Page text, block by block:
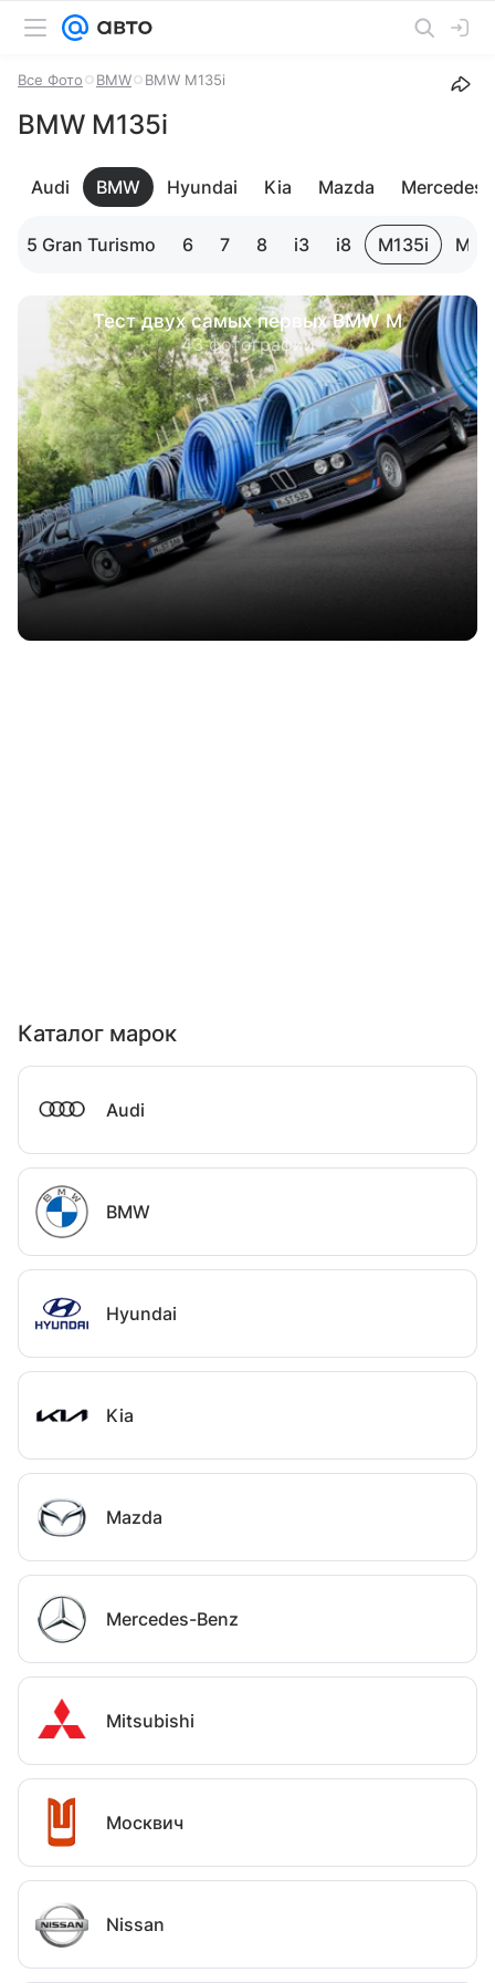
Все Фото BMW BMW M135i
BMW M135i
Audi BMW Hyundai Kia Mazda
5 Gran Turismo 6 7 8 i3 i8 M135i M2
Тест двух самых первых BMW M
43 фотографии
Каталог марок
Audi
BMW
Hyundai
Kia
Mazda
Mercedes-Benz
Mitsubishi
Москвич
Nissan